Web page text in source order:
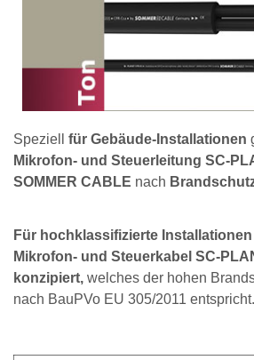
Speziell für Gebäude-Installationen
Mikrofon- und Steuerleitung SC-
SOMMER CABLE nach
Für hochklassifizierte
Mikrofon- und Steuerkabel SC-
konzipiert, welches der hohen
nach BauPVo EU 305/2011 entspricht.